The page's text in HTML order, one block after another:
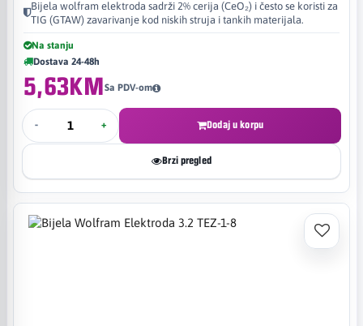
Bijela wolfram elektroda sadrži 2% cerija (CeO₂) i često se koristi za
TIG (GTAW) zavarivanje kod niskih struja i tankih materijala.
Na stanju
Dostava 24-48h
5,63KMSa PDV-om
- + Dodaj u korpu
Brzi pregled